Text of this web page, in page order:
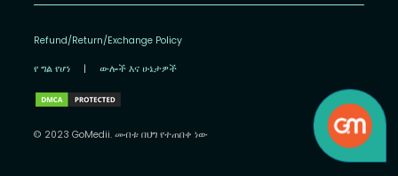
Refund/Return/Exchange Policy
የ ግል የሆነ | ውሎች እና ሁኔታዎች
© 2023 GoMedii. መብቱ በህግ የተጠበቀ ነው